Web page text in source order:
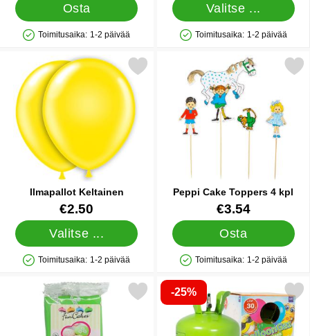
Osta
Saatavuus: Varastossa
Toimitusaika: 1-2 päivää
Valitse ...
Saatavuus: Varastossa
Toimitusaika: 1-2 päivää
Ilmapallot Keltainen
Tuote.nro 1441€2.50
Valitse ...
Saatavuus: Varastossa
Toimitusaika: 1-2 päivää
Merkitse ilmapallot Keltainen suosikiksi
Peppi Cake Toppers 4 kpl
Tuote.nro 45258
€3.54
Osta
Saatavuus: Varastossa
Toimitusaika: 1-2 päivää
Merkitse peppi Cake
Merkitse vihreä Sokerimassa Spring Green suosikiksi
-25%
Merkitse heliumpullo Keskikokoinen